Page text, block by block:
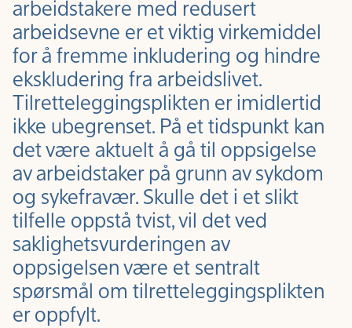
arbeidstakere med redusert
arbeidsevne er et viktig virkemiddel
for å fremme inkludering og hindre
ekskludering fra arbeidslivet.
Tilretteleggingsplikten er imidlertid
ikke ubegrenset. På et tidspunkt kan
det være aktuelt å gå til oppsigelse
av arbeidstaker på grunn av sykdom
og sykefravær. Skulle det i et slikt
tilfelle oppstå tvist, vil det ved
saklighetsvurderingen av
oppsigelsen være et sentralt
spørsmål om tilretteleggingsplikten
er oppfylt.